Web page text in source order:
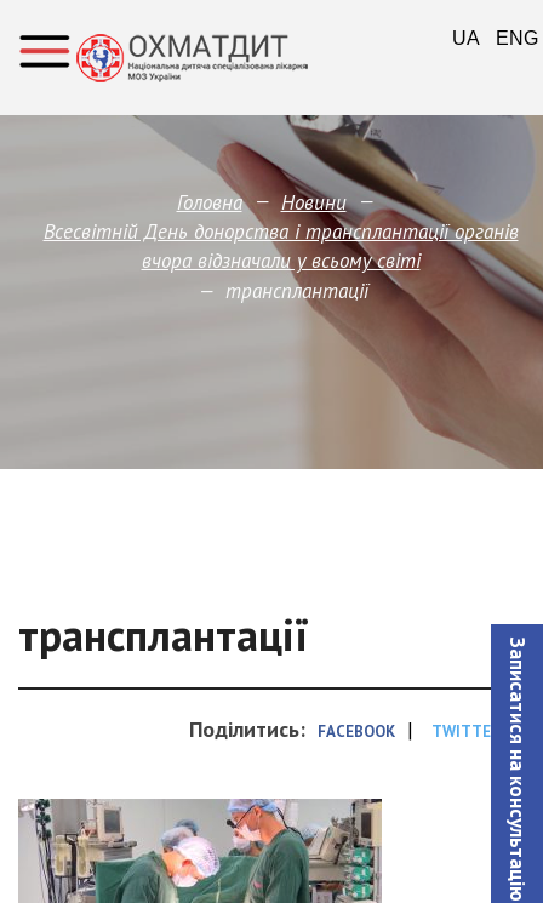
Записатися на консультацiю
Головна — Новини —
Всесвітній День донорства і трансплантації органів
вчора відзначали у всьому світі
— трансплантації
трансплантації
Поділитись: FACEBOOK | TWITTER
UA ENG